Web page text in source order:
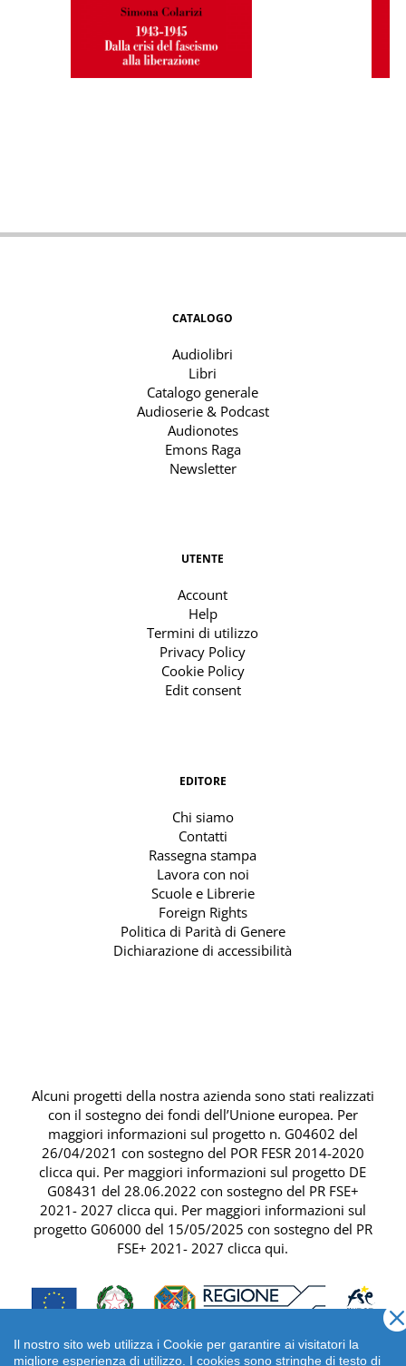
Il nostro sito web utilizza i Cookie per garantire ai visitatori la
migliore esperienza di utilizzo. I cookies sono stringhe di testo di
CATALOGO
Audiolibri
Libri
Catalogo generale
Audioserie & Podcast
Audionotes
Emons Raga
Newsletter
UTENTE
Account
Help
Termini di utilizzo
Privacy Policy
Cookie Policy
Edit consent
EDITORE
Chi siamo
Contatti
Rassegna stampa
Lavora con noi
Scuole e Librerie
Foreign Rights
Politica di Parità di Genere
Dichiarazione di accessibilità
Alcuni progetti della nostra azienda sono stati realizzati
con il sostegno dei fondi dell’Unione europea. Per
maggiori informazioni sul progetto n. G04602 del
26/04/2021 con sostegno del POR FESR 2014-2020
clicca qui. Per maggiori informazioni sul progetto DE
G08431 del 28.06.2022 con sostegno del PR FSE+
2021- 2027 clicca qui. Per maggiori informazioni sul
progetto G06000 del 15/05/2025 con sostegno del PR
FSE+ 2021- 2027 clicca qui.